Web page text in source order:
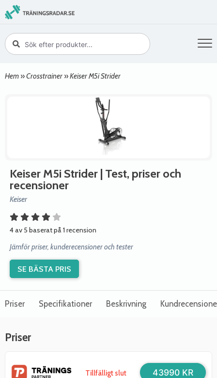
Hem »Crosstrainer »Keiser M5i Strider
Keiser M5i Strider | Test, priser och
recensioner
Keiser
4 av 5 baserat på 1 recension
Jämför priser, kunderecensioner och tester
SE BÄSTA PRIS
Priser Specifikationer Beskrivning
Priser
Tillfälligt slut 43990 KR